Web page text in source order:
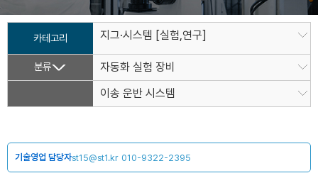
카테고리 지그·시스템 [실험,연구]
분류
자동화 실험 장비
이송 운반 시스템
기술영업 담당자st15@st1.kr 010-9322-2395